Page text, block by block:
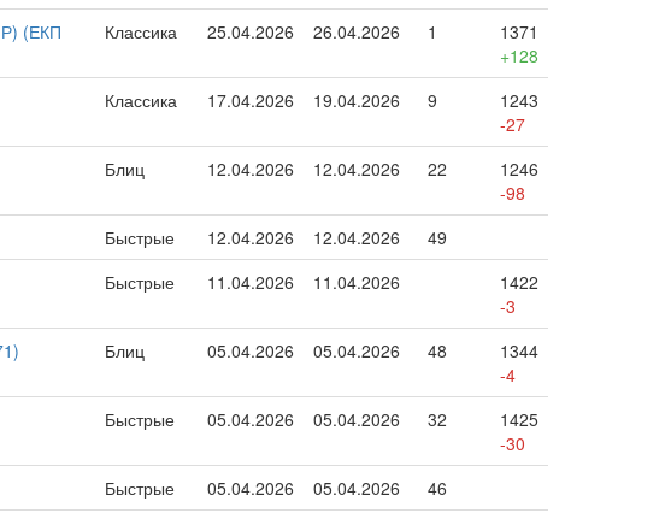
(ЕКП
Классика 25.04.2026 26.04.2026 1
1371
+128
Классика 17.04.2026 19.04.2026 9
1243
-27
Блиц 12.04.2026 12.04.2026 22
1246
-98
Быстрые 12.04.2026 12.04.2026
49
Быстрые 11.04.2026 11.04.2026
1422
-3
Блиц 05.04.2026 05.04.2026 48
1344
-4
Быстрые 05.04.2026 05.04.2026 32
1425
-30
Быстрые 05.04.2026 05.04.2026
46